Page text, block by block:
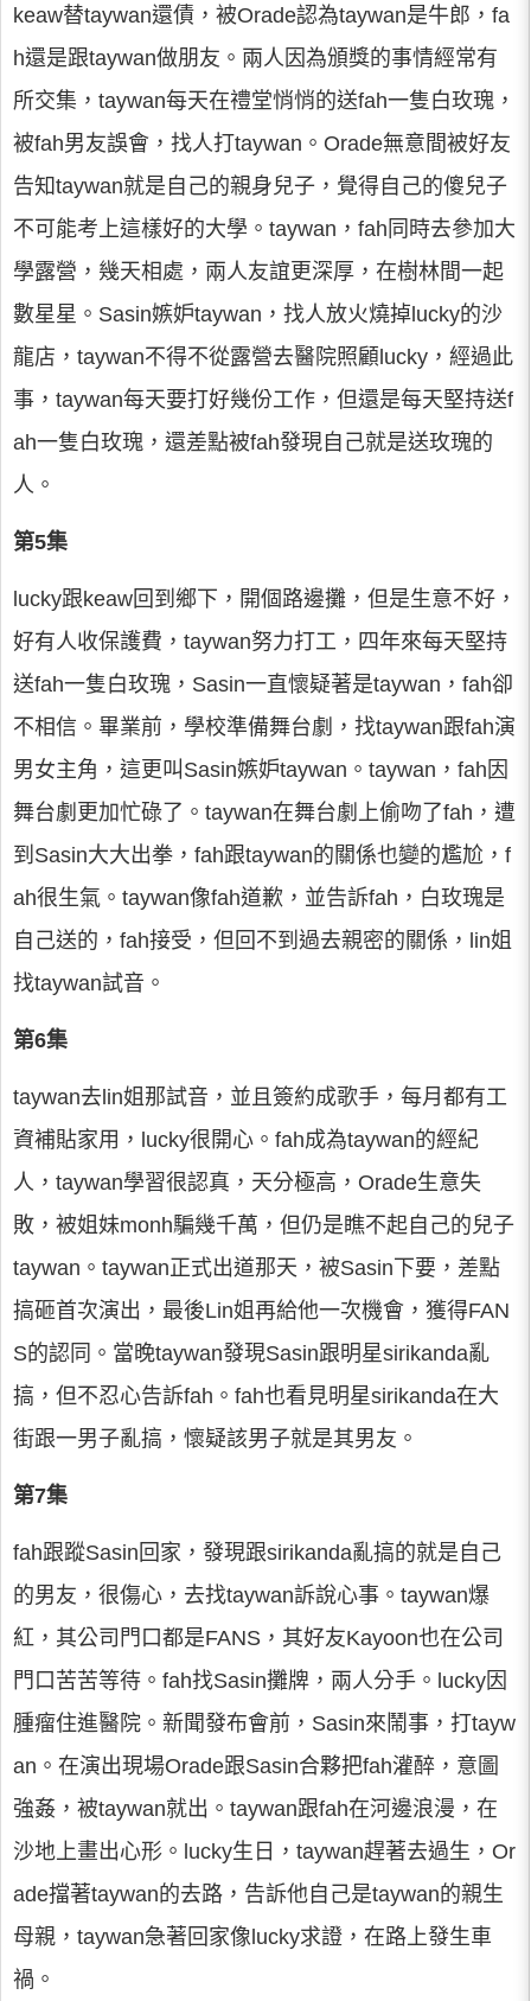
keaw替taywan還債，被Orade認為taywan是牛郎，fa
h還是跟taywan做朋友。兩人因為頒獎的事情經常有
所交集，taywan每天在禮堂悄悄的送fah一隻白玫瑰，
被fah男友誤會，找人打taywan。Orade無意間被好友
告知taywan就是自己的親身兒子，覺得自己的傻兒子
不可能考上這樣好的大學。taywan，fah同時去參加大
學露營，幾天相處，兩人友誼更深厚，在樹林間一起
數星星。Sasin嫉妒taywan，找人放火燒掉lucky的沙
龍店，taywan不得不從露營去醫院照顧lucky，經過此
事，taywan每天要打好幾份工作，但還是每天堅持送f
ah一隻白玫瑰，還差點被fah發現自己就是送玫瑰的
人。
第5集
lucky跟keaw回到鄉下，開個路邊攤，但是生意不好，
好有人收保護費，taywan努力打工，四年來每天堅持
送fah一隻白玫瑰，Sasin一直懷疑著是taywan，fah卻
不相信。畢業前，學校準備舞台劇，找taywan跟fah演
男女主角，這更叫Sasin嫉妒taywan。taywan，fah因
舞台劇更加忙碌了。taywan在舞台劇上偷吻了fah，遭
到Sasin大大出拳，fah跟taywan的關係也變的尷尬，f
ah很生氣。taywan像fah道歉，並告訴fah，白玫瑰是
自己送的，fah接受，但回不到過去親密的關係，lin姐
找taywan試音。
第6集
taywan去lin姐那試音，並且簽約成歌手，每月都有工
資補貼家用，lucky很開心。fah成為taywan的經紀
人，taywan學習很認真，天分極高，Orade生意失
敗，被姐妹monh騙幾千萬，但仍是瞧不起自己的兒子
taywan。taywan正式出道那天，被Sasin下要，差點
搞砸首次演出，最後Lin姐再給他一次機會，獲得FAN
S的認同。當晚taywan發現Sasin跟明星sirikanda亂
搞，但不忍心告訴fah。fah也看見明星sirikanda在大
街跟一男子亂搞，懷疑該男子就是其男友。
第7集
fah跟蹤Sasin回家，發現跟sirikanda亂搞的就是自己
的男友，很傷心，去找taywan訴說心事。taywan爆
紅，其公司門口都是FANS，其好友Kayoon也在公司
門口苦苦等待。fah找Sasin攤牌，兩人分手。lucky因
腫瘤住進醫院。新聞發布會前，Sasin來鬧事，打tayw
an。在演出現場Orade跟Sasin合夥把fah灌醉，意圖
強姦，被taywan就出。taywan跟fah在河邊浪漫，在
沙地上畫出心形。lucky生日，taywan趕著去過生，Or
ade擋著taywan的去路，告訴他自己是taywan的親生
母親，taywan急著回家像lucky求證，在路上發生車
禍。